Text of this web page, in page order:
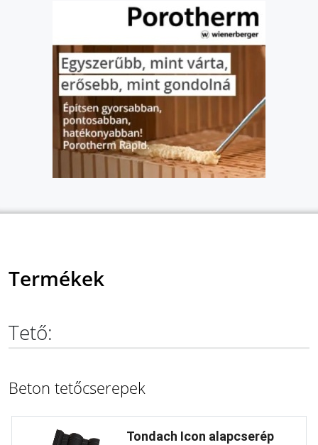
Termékek
Tető:
Beton tetőcserepek
Tondach Icon alapcserép